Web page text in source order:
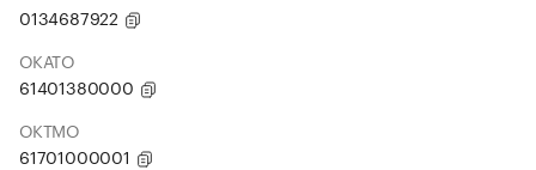
0134687922
ОКАТО
61401380000
ОКТМО
61701000001